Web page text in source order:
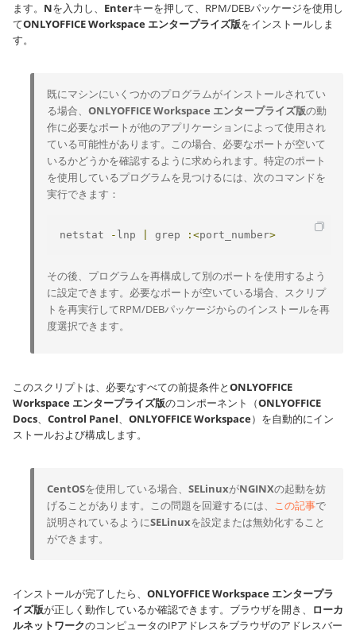
ます。 Nを入力し、 Enterキーを押して、RPM/DEBパッケージを使用し
てONLYOFFICE Workspace エンタープライズ版をインストールしま
す。
既にマシンにいくつかのプログラムがインストールされてい
る場合、 ONLYOFFICE Workspace エンタープライズ版の動
作に必要なポートが他のアプリケーションによって使用され
ている可能性があります。この場合、必要なポートが空いて
いるかどうかを確認するように求められます。特定のポート
を使用しているプログラムを見つけるには、次のコマンドを
実行できます：
netstat - lnp grep :<port_number>
その後、プログラムを再構成して別のポートを使用するよう
に設定できます。必要なポートが空いている場合、スクリプ
トを再実行してRPM/DEBパッケージからのインストールを再
度選択できます。
このスクリプトは、必要なすべての前提条件とONLYOFFICE
Workspace エンタープライズ版のコンポーネント（ONLYOFFICE
Docs、 Control Panel、 ONLYOFFICE Workspace）を自動的にイン
ストールおよび構成します。
CentOSを使用している場合、 SELinuxがNGINXの起動を妨
げることがあります。この問題を回避するには、 この記事で
説明されているようにSELinuxを設定または無効化すること
ができます。
インストールが完了したら、 ONLYOFFICE Workspace エンタープラ
イズ版が正しく動作しているか確認できます。ブラウザを開き、
ローカ
ルネットワークのコンピュータのIPアドレスをブラウザのアドレスバー